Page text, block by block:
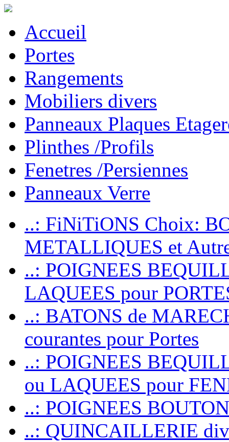
Accueil
Portes
Rangements
Mobiliers divers
Panneaux Plaques
Plinthes /Profils
Fenetres /Persiennes
Panneaux Verre
..: FiNiTiONS Choix:
METALLIQUES et
..: POIGNEES
LAQUEES pour
..: BATONS de
courantes pour Portes
..: POIGNEES
ou LAQUEES pour
..: POIGNEES
..: QUINCAILLERIE